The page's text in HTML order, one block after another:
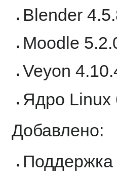
Blender
Moodle
Veyon
Ядро Linux
Добавлено:
Поддержка